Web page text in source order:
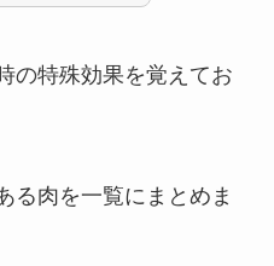
の特殊効果を覚えてお
る肉を一覧にまとめま